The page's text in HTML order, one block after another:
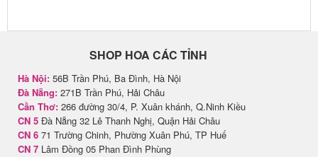
SHOP HOA CÁC TỈNH
Hà Nội: 56B Trần Phú, Ba Đình, Hà Nội
Đà Nẵng: 271B Trần Phú, Hải Châu
Cần Thơ: 266 đường 30/4, P. Xuân khánh, Q.Ninh Kiều
CN 5 Đà Nẵng 32 Lê Thanh Nghị, Quận Hải Châu
CN 6 71 Trường Chinh, Phường Xuân Phú, TP Huế
CN 7 Lâm Đồng 05 Phan Đình Phùng